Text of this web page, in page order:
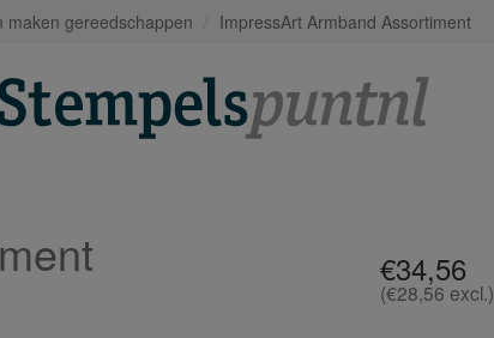
maken gereedschappen ImpressArt Armband Assortiment
€34,56
(€28,56 excl.)